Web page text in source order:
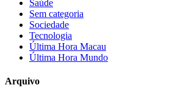
Saúde
Sem categoria
Sociedade
Tecnologia
Última Hora Macau
Última Hora Mundo
Arquivo